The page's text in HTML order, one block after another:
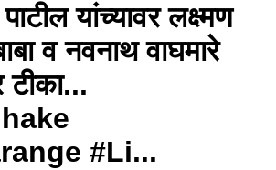
यांच्यावर लक्ष्मण
व नवनाथ वाघमारे
टीका...
#Li...